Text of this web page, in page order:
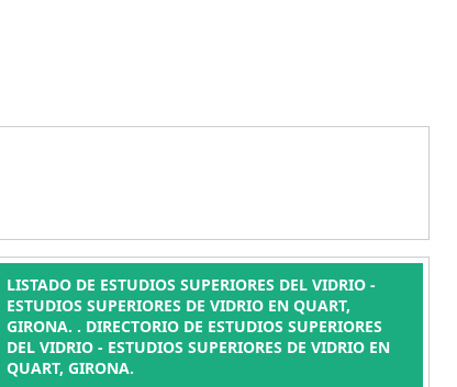
LISTADO DE ESTUDIOS SUPERIORES DEL VIDRIO -
ESTUDIOS SUPERIORES DE VIDRIO EN QUART,
GIRONA. . DIRECTORIO DE ESTUDIOS SUPERIORES
DEL VIDRIO - ESTUDIOS SUPERIORES DE VIDRIO EN
QUART, GIRONA.